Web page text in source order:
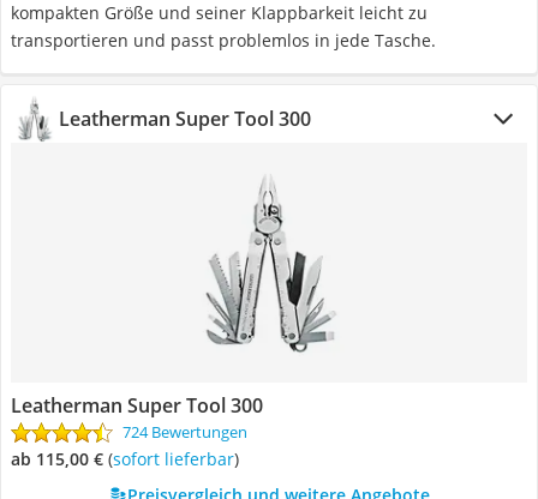
kompakten Größe und seiner Klappbarkeit leicht zu
transportieren und passt problemlos in jede Tasche.
Leatherman Super Tool 300
Leatherman Super Tool 300
724 Bewertungen
ab 115,00 € ( Sofort lieferbar)